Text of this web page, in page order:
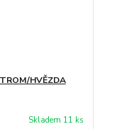
HVĚZDA
Skladem 11 ks